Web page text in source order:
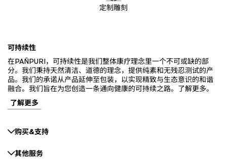
定制雕刻
可持续性
在PAÑPURI，可持续性是我们整体康疗理念里一个不可或缺的部
分。我们秉持天然清洁、道德的理念，提供纯素和无残忍测试的产
品。我们的承诺从产品延伸至包装，以实现精致与生态意识的和谐
融合。我们旨在为您创造一条通向健康的可持续之路。了解更多。
了解更多
购买&支持
其他服务